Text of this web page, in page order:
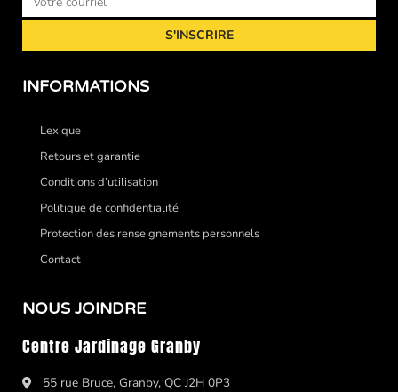
S'INSCRIRE
INFORMATIONS
Lexique
Retours et garantie
Conditions d’utilisation
Politique de confidentialité
Protection des renseignements personnels
Contact
NOUS JOINDRE
Centre Jardinage Granby
55 rue Bruce, Granby, QC J2H 0P3